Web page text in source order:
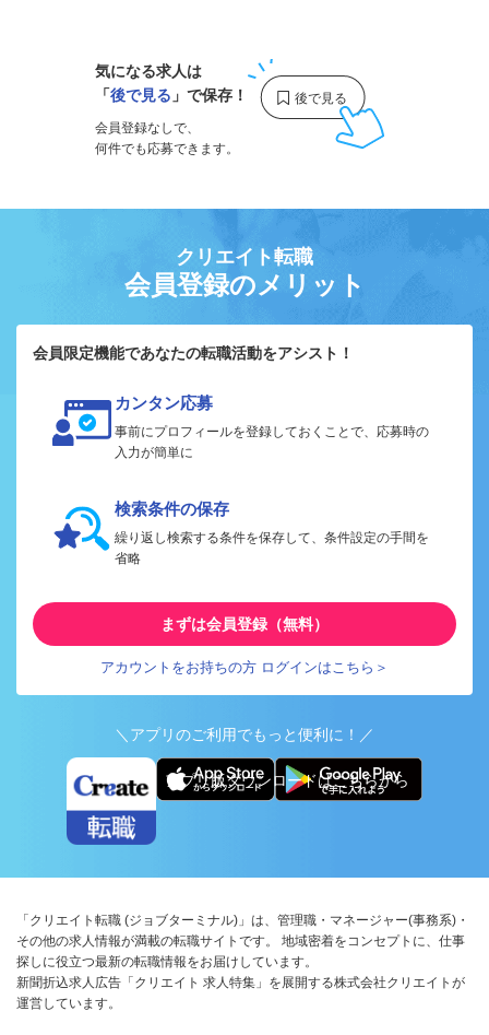
気になる求人は
「後で見る 」で保存！
会員登録なしで、
何件でも応募できます。
クリエイト転職
会員登録のメリット
会員限定機能であなたの転職活動をアシスト！
カンタン応募
事前にプロフィールを登録しておくことで、応募時の
入力が簡単に
検索条件の保存
繰り返し検索する条件を保存して、条件設定の手間を
省略
まずは会員登録（無料）
アカウントをお持ちの方 ログインはこちら＞
＼アプリのご利用でもっと便利に！／
アプリ版ダウンロードはこちらから
「クリエイト転職 (ジョブターミナル)」は、管理職・マネージャー(事務系)・
その他の求人情報が満載の転職サイトです。 地域密着をコンセプトに、仕事
探しに役立つ最新の転職情報をお届けしています。
新聞折込求人広告「クリエイト 求人特集」を展開する株式会社クリエイトが
運営しています。